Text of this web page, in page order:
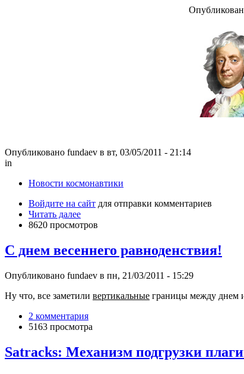
Опубликовано fundaev в вт, 03/05/2011 - 21:14
in
Новости космонавтики
Войдите на сайт для отправки комментариев
Читать далее
8620 просмотров
С днем весеннего равноденствия!
Опубликовано fundaev в пн, 21/03/2011 - 15:29
Ну что, все заметили вертикальные границы между днем
2 комментария
5163 просмотра
Satracks: Механизм подгрузки